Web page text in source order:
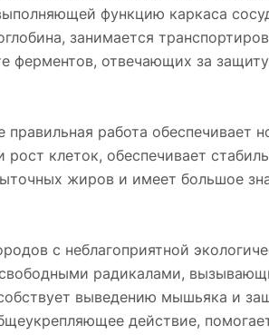
функцию каркаса
занимается
ферментов, отвечающих за
работа обеспечивает
клеток, обеспечивает
жиров и имеет большое
с неблагоприятной
радикалами,
выведению мышьяка и
действие,